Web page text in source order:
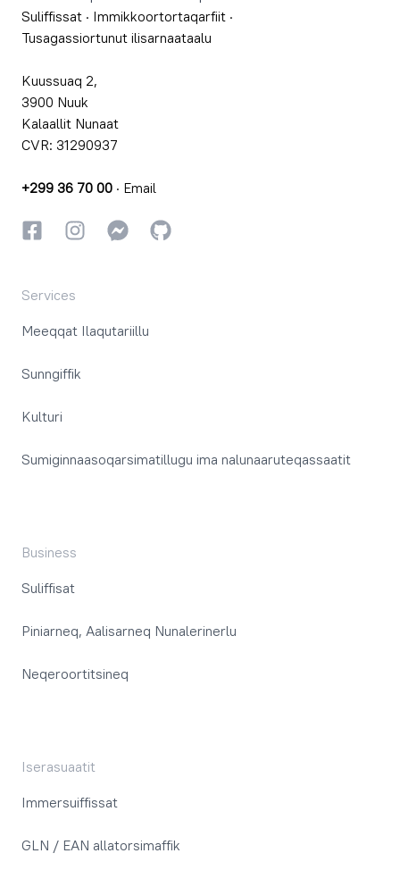
Suliffissat · Immikkoortortaqarfiit ·
Tusagassiortunut ilisarnaataalu
Kuussuaq 2,
3900 Nuuk
Kalaallit Nunaat
CVR: 31290937
+299 36 70 00 · Email
FacebookkiInstagrammiInstagrammi
GitHub
Services
Meeqqat Ilaqutariillu
Sunngiffik
Kulturi
Sumiginnaasoqarsimatillugu ima nalunaaruteqassaatit
Business
Suliffisat
Piniarneq, Aalisarneq Nunalerinerlu
Neqeroortitsineq
Iserasuaatit
Immersuiffissat
GLN / EAN allatorsimaffik